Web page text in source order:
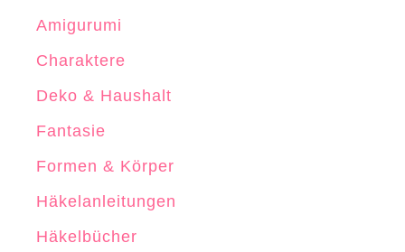
Amigurumi
Charaktere
Deko & Haushalt
Fantasie
Formen & Körper
Häkelanleitungen
Häkelbücher